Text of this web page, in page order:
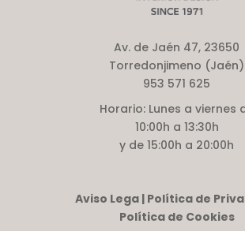
Av. de Jaén 47, 23650
Torredonjimeno (Jaén)
953 571 625
Horario:Lunes a viernes
10:00h a 13:30h
y de 15:00h a 20:00h
Aviso Lega | Política de
Política de Cookies